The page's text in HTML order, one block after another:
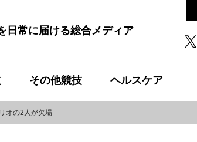
常に届ける総合メディア
その他競技 ヘルスケア
オの2人が欠場